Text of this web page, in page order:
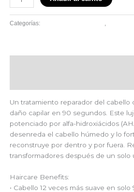
Categorías: ,
Un tratamiento reparador del cabello
daño capilar en 90 segundos. Este
potenciado por alfa-hidroxiácidos
desenreda el cabello húmedo y lo
reconstruye por dentro y por fuera.
transformadores después de un solo
Haircare Benefits:
• Cabello 12 veces más suave en